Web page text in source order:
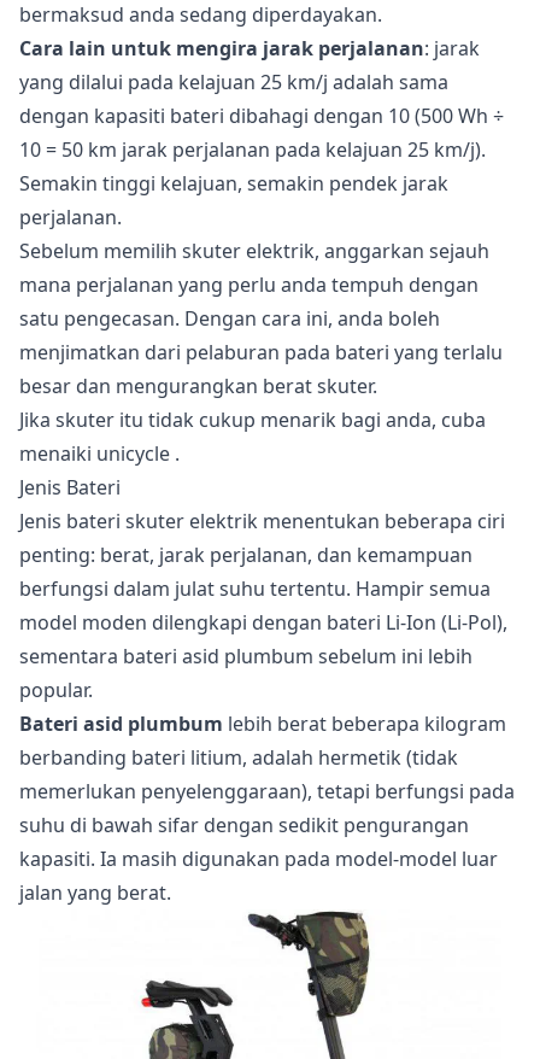
bermaksud anda sedang diperdayakan.
Cara lain untuk mengira jarak perjalanan: jarak
yang dilalui pada kelajuan 25 km/j adalah sama
dengan kapasiti bateri dibahagi dengan 10 (500 Wh ÷
10 = 50 km jarak perjalanan pada kelajuan 25 km/j).
Semakin tinggi kelajuan, semakin pendek jarak
perjalanan.
Sebelum memilih skuter elektrik, anggarkan sejauh
mana perjalanan yang perlu anda tempuh dengan
satu pengecasan. Dengan cara ini, anda boleh
menjimatkan dari pelaburan pada bateri yang terlalu
besar dan mengurangkan berat skuter.
Jika skuter itu tidak cukup menarik bagi anda, cuba
menaiki unicycle .
Jenis Bateri
Jenis bateri skuter elektrik menentukan beberapa ciri
penting: berat, jarak perjalanan, dan kemampuan
berfungsi dalam julat suhu tertentu. Hampir semua
model moden dilengkapi dengan bateri Li-Ion (Li-Pol),
sementara bateri asid plumbum sebelum ini lebih
popular.
Bateri asid plumbum lebih berat beberapa kilogram
berbanding bateri litium, adalah hermetik (tidak
memerlukan penyelenggaraan), tetapi berfungsi pada
suhu di bawah sifar dengan sedikit pengurangan
kapasiti. Ia masih digunakan pada model-model luar
jalan yang berat.